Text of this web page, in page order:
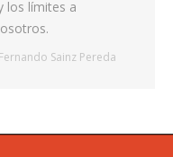
los límites a
Fernando Sainz Pereda